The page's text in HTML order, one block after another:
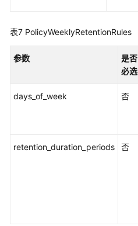
表7 PolicyWeeklyRetentionRules
参数
是否
必选
days_of_week 否
retention_duration_periods 否